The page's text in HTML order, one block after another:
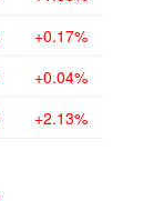
+0.17%
+0.04%
+2.13%